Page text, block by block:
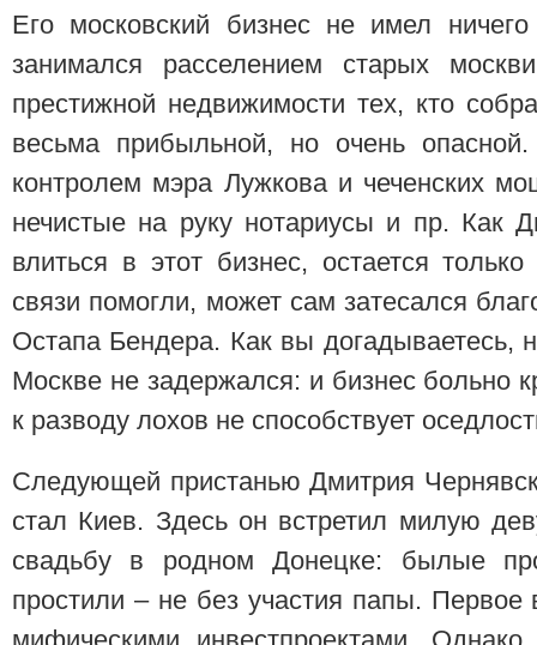
Его московский бизнес не имел
занимался расселением старых
престижной недвижимости тех, кто
весьма прибыльной, но очень
контролем мэра Лужкова и чеченских
нечистые на руку нотариусы и пр. Как
влиться в этот бизнес, остается
связи помогли, может сам затесался
Остапа Бендера. Как вы догадываетесь,
Москве не задержался: и бизнес больно
к разводу лохов не способствует
Следующей пристанью Дмитрия
стал Киев. Здесь он встретил милую
свадьбу в родном Донецке: былые
простили – не без участия папы.